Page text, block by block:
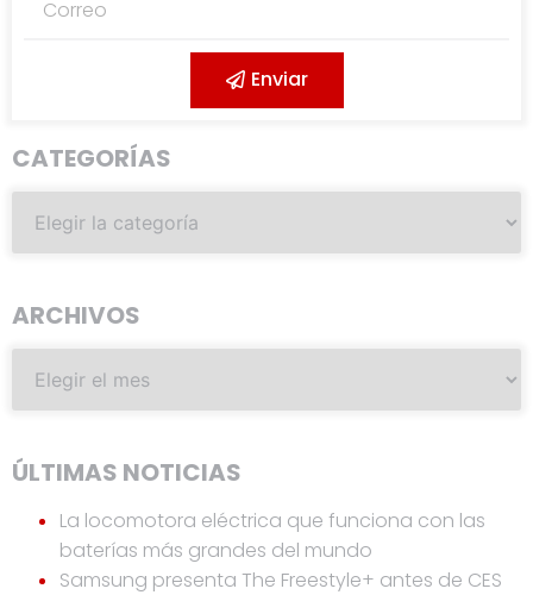
Enviar
CATEGORÍAS
ARCHIVOS
ÚLTIMAS NOTICIAS
La locomotora eléctrica que funciona con las
baterías más grandes del mundo
Samsung presenta The Freestyle+ antes de CES